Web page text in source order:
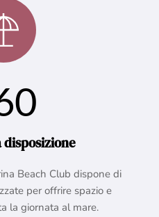
disposizione
Beach Club dispone di
per offrire spazio e
la giornata al mare.